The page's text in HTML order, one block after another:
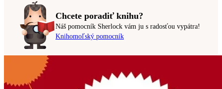
Chcete poradiť knihu?
Náš pomocník Sherlock vám ju s radosťou vypátra!
Knihomoľský pomocník